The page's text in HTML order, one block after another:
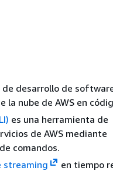
de desarrollo de
nube de AWS en
es una herramienta de
de AWS mediante
comandos.
streaming
en tiempo